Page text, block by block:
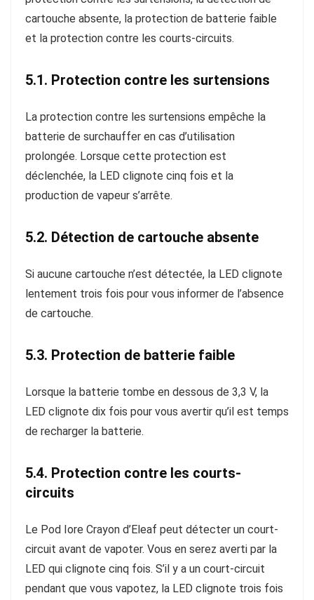
cartouche absente, la protection de batterie faible
et la protection contre les courts-circuits.
5.1. Protection contre les surtensions
La protection contre les surtensions empêche la
batterie de surchauffer en cas d’utilisation
prolongée. Lorsque cette protection est
déclenchée, la LED clignote cinq fois et la
production de vapeur s’arrête.
5.2. Détection de cartouche absente
Si aucune cartouche n’est détectée, la LED clignote
lentement trois fois pour vous informer de l’absence
de cartouche.
5.3. Protection de batterie faible
Lorsque la batterie tombe en dessous de 3,3 V, la
LED clignote dix fois pour vous avertir qu’il est temps
de recharger la batterie.
5.4. Protection contre les courts-
circuits
Le Pod Iore Crayon d’Eleaf peut détecter un court-
circuit avant de vapoter. Vous en serez averti par la
LED qui clignote cinq fois. S’il y a un court-circuit
pendant que vous vapotez, la LED clignote trois fois